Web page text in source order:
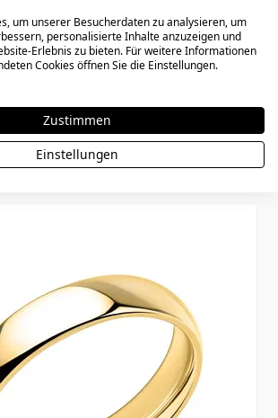
dir auch gefallen
um unserer Besucherdaten zu analysieren, um
personalisierte Inhalte anzuzeigen und
Erlebnis zu bieten. Für weitere Informationen
Cookies öffnen Sie die Einstellungen.
Zustimmen
Einstellungen